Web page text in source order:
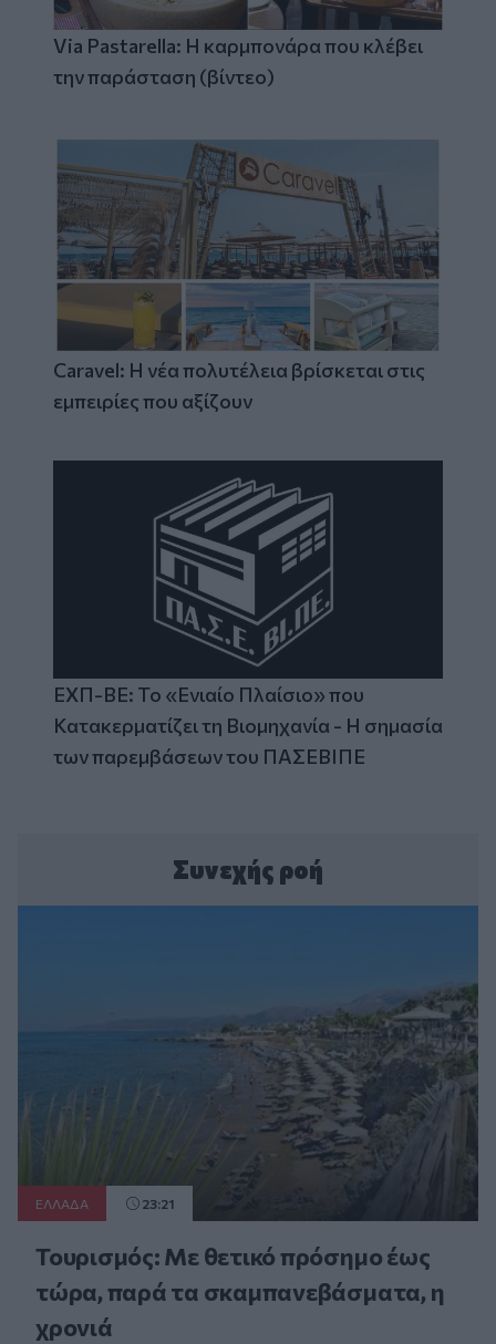
Via Pastarella: Η καρμπονάρα που κλέβει
την παράσταση (βίντεο)
Caravel: Η νέα πολυτέλεια βρίσκεται στις
εμπειρίες που αξίζουν
ΕΧΠ-ΒΕ: Το «Ενιαίο Πλαίσιο» που
Κατακερματίζει τη Βιομηχανία - Η σημασία
των παρεμβάσεων του ΠΑΣΕΒΙΠΕ
Συνεχής ροή
ΕΛΛAΔΑ 23:21
Τουρισμός: Με θετικό πρόσημο έως
τώρα, παρά τα σκαμπανεβάσματα, η
χρονιά